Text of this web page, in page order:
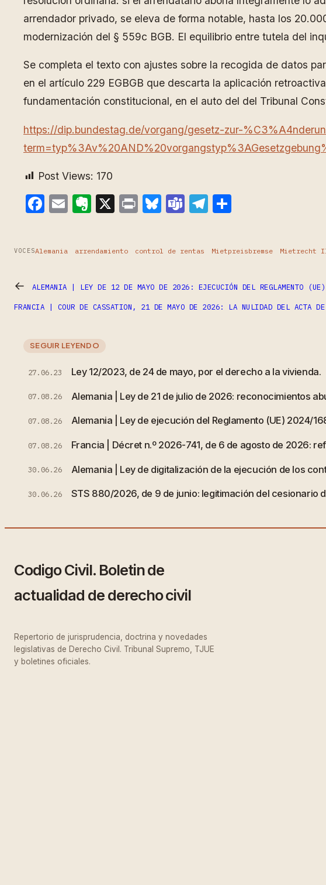
arrendador privado, se eleva de forma notable, hasta los
modernización del § 559c BGB. El equilibrio entre tutela del
Se completa el texto con ajustes sobre la recogida de datos
en el artículo 229 EGBGB que descarta la aplicación
fundamentación constitucional, en el auto del del Tribunal
https://dip.bundestag.de/vorgang/gesetz-zur-
Post Views: 170
Facebook
EmailEvernote
X PrintBluesky
TeamsTelegram
VOCESAlemania arrendamiento control de rentas Mietpreisbremse Mietrecht
← ALEMANIA | LEY DE 12 DE MAYO DE 2026: EJECUCIÓN DEL REGLAMENTO
FRANCIA | COUR DE CASSATION, 21 DE MAYO DE 2026: LA NULIDAD DEL ACTA
SEGUIR LEYENDO
27.06.23 Ley 12/2023, de 24 de mayo, por el derecho a la vivienda.
07.08.26 Alemania | Ley de 21 de julio de 2026: reconocimientos
07.08.26 Alemania | Ley de ejecución del Reglamento (UE) 2024/
07.08.26 Francia | Décret n.º 2026-741, de 6 de agosto de 2026:
30.06.26 Alemania | Ley de digitalización de la ejecución de los
30.06.26 STS 880/2026, de 9 de junio: legitimación del cesionario
Codigo Civil. Boletin de
actualidad de derecho civil
Repertorio de jurisprudencia, doctrina y novedades
legislativas de Derecho Civil. Tribunal Supremo, TJUE
y boletines oficiales.